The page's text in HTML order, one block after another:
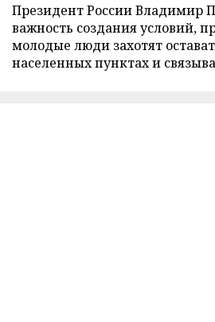
Президент России Владимир
важность создания условий,
молодые люди захотят
населенных пунктах и